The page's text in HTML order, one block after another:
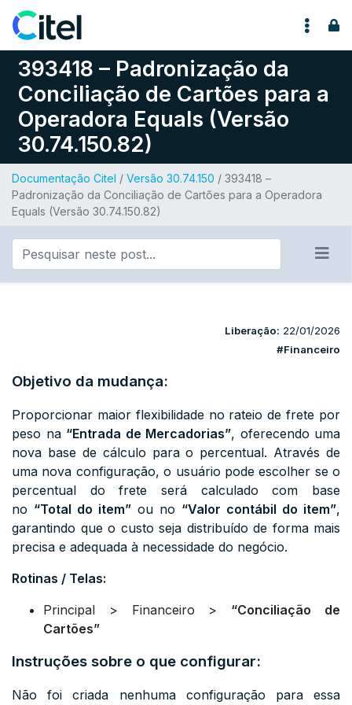
Pular para o conteúdo
393418 – Padronização da
Conciliação de Cartões para a
Operadora Equals (Versão
30.74.150.82)
Documentação Citel / Versão 30.74.150 / 393418 –
Padronização da Conciliação de Cartões para a Operadora
Equals (Versão 30.74.150.82)
Liberação: 22/01/2026
#Financeiro
Objetivo da mudança:
Proporcionar maior flexibilidade no rateio de frete por
peso na “Entrada de Mercadorias”, oferecendo uma
nova base de cálculo para o percentual. Através de
uma nova configuração, o usuário pode escolher se o
percentual do frete será calculado com base
no “Total do item” ou no “Valor contábil do item”,
garantindo que o custo seja distribuído de forma mais
precisa e adequada à necessidade do negócio.
Rotinas / Telas:
Principal > Financeiro > “Conciliação de
Cartões”
Instruções sobre o que configurar:
Não foi criada nenhuma configuração para essa